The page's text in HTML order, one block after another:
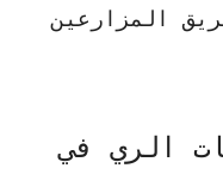
المزارعين
الري في